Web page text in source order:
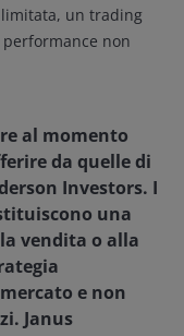
un trading
non
al momento
da quelle di
Investors. I
una
vendita o alla
e non
Janus